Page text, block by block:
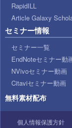
RapidILL
Article Galaxy
セミナー情報
セミナー一覧
EndNoteセミナー動
NVivoセミナー動画
Citaviセミナー動画
無料素材配布
個人情報保護方針